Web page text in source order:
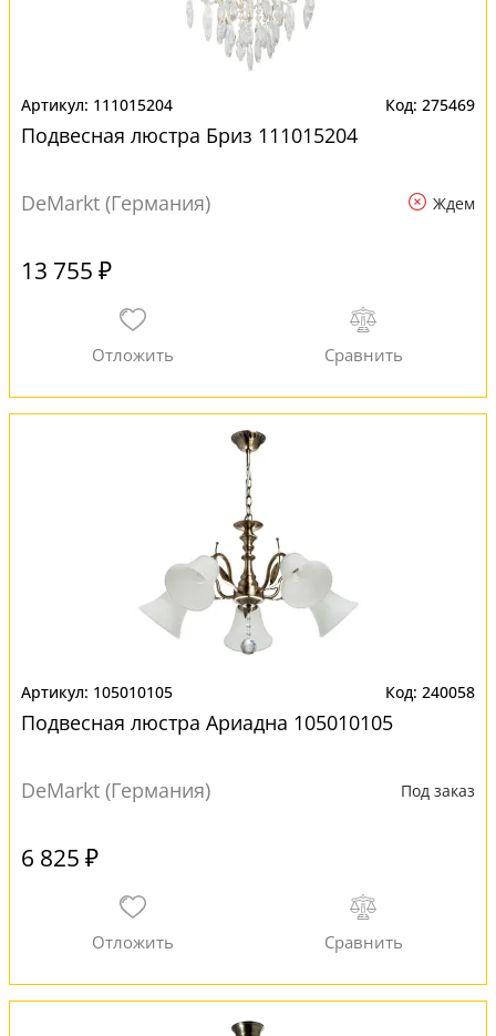
111015204 275469
Подвесная люстра Бриз 111015204
DeMarkt (Германия) Ждем
13 755 ₽
105010105 240058
Подвесная люстра Ариадна 105010105
DeMarkt (Германия) Под заказ
6 825 ₽